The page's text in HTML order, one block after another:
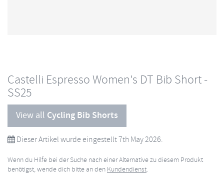
Castelli Espresso Women's DT Bib Short -
SS25
View all Cycling Bib Shorts
Dieser Artikel wurde eingestellt 7th May 2026.
Wenn du Hilfe bei der Suche nach einer Alternative zu diesem Produkt
benötigst, wende dich bitte an denKundendienst.